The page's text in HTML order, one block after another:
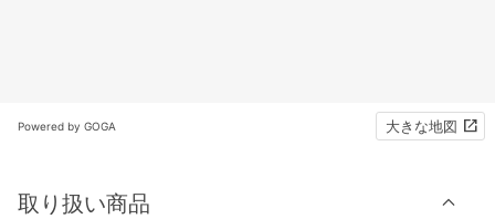
Powered by GOGA 大きな地図
取り扱い商品